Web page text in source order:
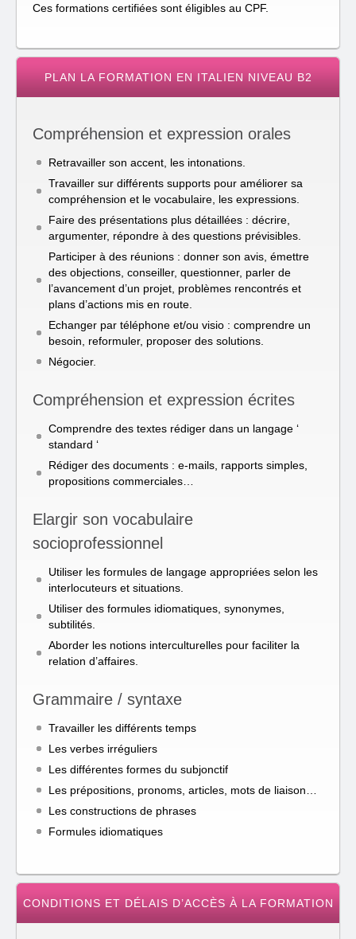
Ces formations certifiées sont éligibles au CPF.
PLAN LA FORMATION EN ITALIEN NIVEAU B2
Compréhension et expression orales
Retravailler son accent, les intonations.
Travailler sur différents supports pour améliorer sa
compréhension et le vocabulaire, les expressions.
Faire des présentations plus détaillées : décrire,
argumenter, répondre à des questions prévisibles.
Participer à des réunions : donner son avis, émettre
des objections, conseiller, questionner, parler de
l’avancement d’un projet, problèmes rencontrés et
plans d’actions mis en route.
Echanger par téléphone et/ou visio : comprendre un
besoin, reformuler, proposer des solutions.
Négocier.
Compréhension et expression écrites
Comprendre des textes rédiger dans un langage ‘
standard ‘
Rédiger des documents : e-mails, rapports simples,
propositions commerciales…
Elargir son vocabulaire
socioprofessionnel
Utiliser les formules de langage appropriées selon les
interlocuteurs et situations.
Utiliser des formules idiomatiques, synonymes,
subtilités.
Aborder les notions interculturelles pour faciliter la
relation d’affaires.
Grammaire / syntaxe
Travailler les différents temps
Les verbes irréguliers
Les différentes formes du subjonctif
Les prépositions, pronoms, articles, mots de liaison…
Les constructions de phrases
Formules idiomatiques
CONDITIONS ET DÉLAIS D’ACCÈS À LA FORMATION